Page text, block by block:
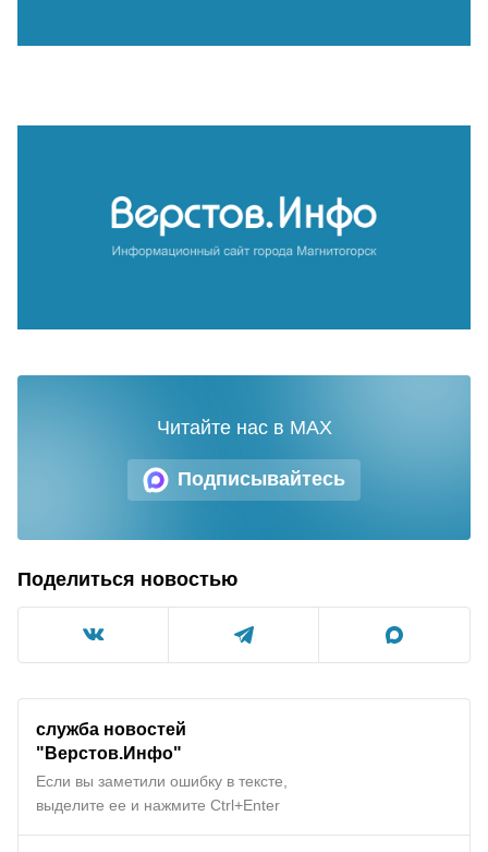
Подписывайтесь
Читайте нас в MAX
Поделиться новостью
служба новостей
"Верстов.Инфо"
Если вы заметили ошибку в тексте,
выделите ее и нажмите Ctrl+Enter